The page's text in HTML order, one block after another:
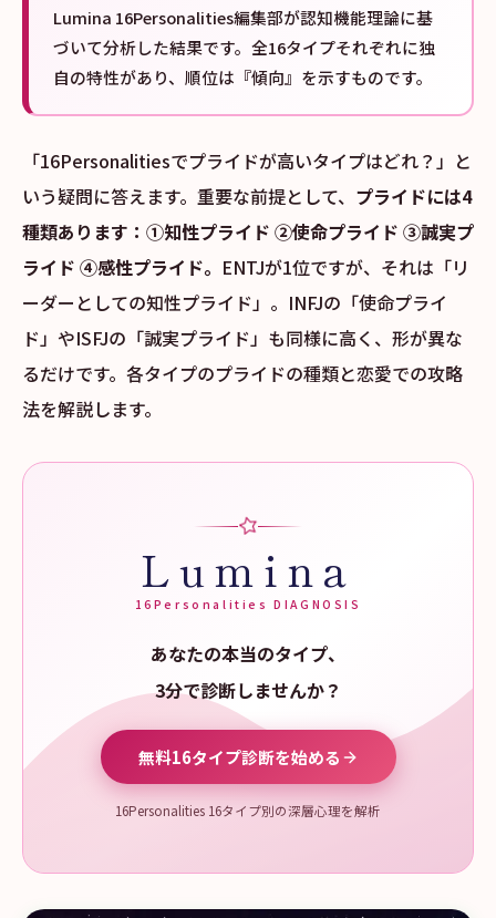
Lumina 16Personalities編集部が認知機能理論に基
づいて分析した結果です。全16タイプそれぞれに独
自の特性があり、順位は『傾向』を示すものです。
「16Personalitiesでプライドが高いタイプはどれ？」と
いう疑問に答えます。重要な前提として、 プライドには4
種類あります：①知性プライド ②使命プライド ③誠実プ
ライド ④感性プライド。 ENTJが1位ですが、それは「リ
ーダーとしての知性プライド」。INFJの「使命プライ
ド」やISFJの「誠実プライド」も同様に高く、形が異な
るだけです。各タイプのプライドの種類と恋愛での攻略
法を解説します。
Lumina
16Personalities DIAGNOSIS
あなたの本当のタイプ、
3分で診断しませんか？
無料16タイプ診断を始める
16Personalities 16タイプ別の深層心理を解析